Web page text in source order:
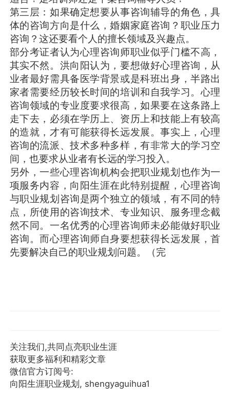
第三层：如果确定想要从事咨询辅导的角色，具
体的咨询方向是什么，婚姻家庭咨询？职业压力
咨询？这还要看个人的擅长领域及兴趣点。
部分考证者认为心理咨询师职业似乎门槛不高，
其实不然。洪向阳认为，要想做好心理咨询，从
业者最好需具备医学背景或是科班出身，半路出
家者需要经历较长时间的培训和自我学习。心理
咨询领域的专业度要求很高，如果要在这条路上
走下去，必须在学历上、资历上和技能上有较高
的造就，才有可能获得长远发展。事实上，心理
咨询的流派、技术多种多样，有非常大的学习空
间，也要求从业者有长远的学习投入。
另外，一些心理咨询机构会把职业规划也作为一
项服务内容，向阳生涯在此特别提醒，心理咨询
与职业规划咨询是两个独立的领域，有不同的特
点，所使用的咨询技术、专业知识、服务理念截
然不同。一名优秀的心理咨询师未必能做好职业
咨询。而心理咨询师自身要想获得长远发展，首
先要解决自己的职业规划问题。（完
关注我们,共同点亮职业生涯
获取更多福利和精彩文章
微信官方订阅号:
向阳生涯职业规划, shengyaguihua1